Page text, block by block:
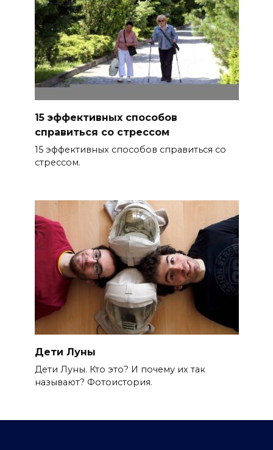
15 эффективных способов
справиться со стрессом
15 эффективных способов справиться со
стрессом.
Дети Луны
Дети Луны. Кто это? И почему их так
называют? Фотоистория.